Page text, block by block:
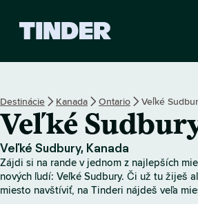
s
á
o
b
r
a
Destinácie Kanada Ontario Veľké
Veľké
Veľké Sudbury, Kanada
Zájdi si na rande v jednom z najlepších
nových ľudí: Veľké Sudbury. Či už tu žiješ
miesto navštíviť, na Tinderi nájdeš veľa